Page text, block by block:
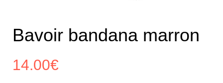
Bavoir bandana marron
14.00€